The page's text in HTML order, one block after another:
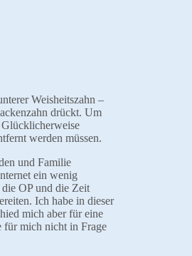
Weisheitszahn –
drückt. Um
werden müssen.
und Familie
ein wenig
OP und die Zeit
Ich habe in dieser
mich aber für eine
für mich nicht in Frage